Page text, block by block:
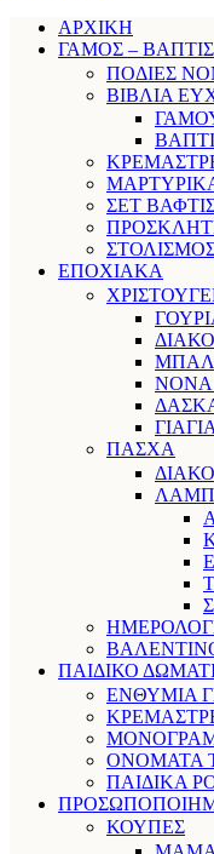
ΑΡΧΙΚΗ
ΓΑΜΟΣ –
ΠΟΔΙΕΣ
ΒΙΒΛΙΑ
ΣΕΤ
ΕΠΟΧΙΑΚΑ
ΝΟΝΑ
ΠΑΣΧΑ
ΠΑΙΔΙΚΟ
ΕΝΘΥΜΙΑ
ΟΝΟΜΑΤΑ
ΠΑΙΔΙΚΑ
ΚΟΥΠΕΣ